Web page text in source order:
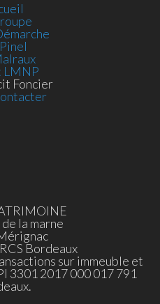
LMNP
Foncier
la marne
Bordeaux
sur immeuble et
3301 2017 000 017 791